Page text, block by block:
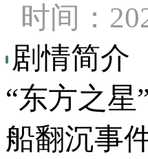
时间：
剧情简介
“东方之
船翻沉事